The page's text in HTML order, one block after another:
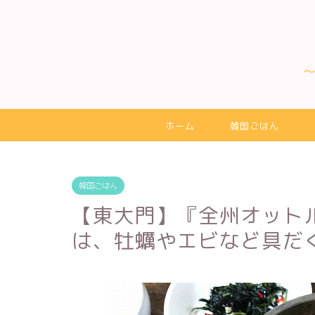
ホーム 韓国ごはん
韓国ごはん
【東大門】『全州オッ
は、牡蠣やエビなど具だ